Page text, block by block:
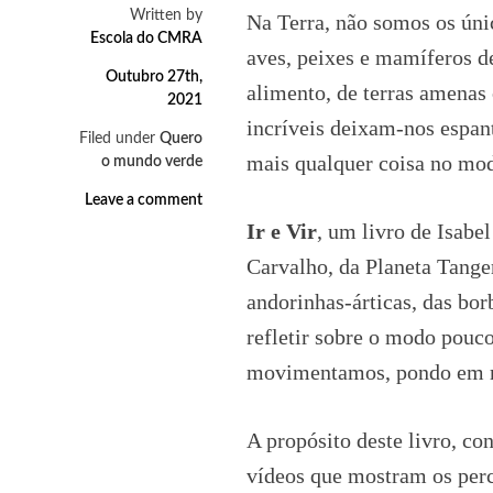
Written by
Escola do CMRA
Outubro 27th,
2021
Filed under Quero
o mundo verde
Leave a comment
Na Terra, não somos os
aves, peixes e mamíferos
alimento, de terras
incríveis deixam-nos
mais qualquer coisa no
Ir e Vir, um livro de
Carvalho, da Planeta
andorinhas-árticas, das
refletir sobre o modo
movimentamos, pondo
A propósito deste livro,
vídeos que mostram os